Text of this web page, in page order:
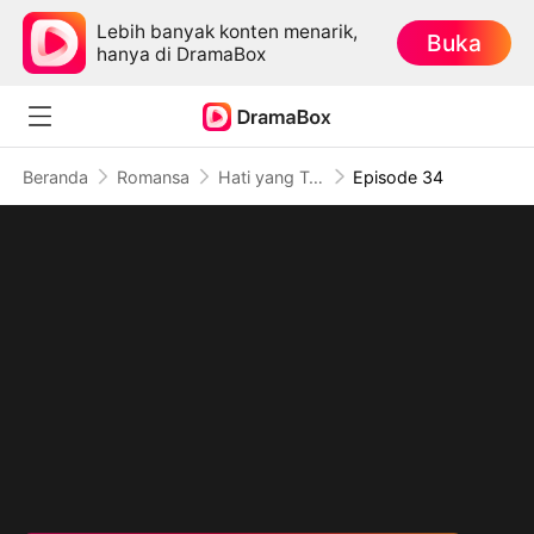
Lebih banyak konten menarik,
hanya di DramaBox
Buka
Beranda Romansa Hati yang Tersesat (Sulih Suara) Episode 34